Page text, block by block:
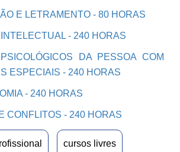
E LETRAMENTO - 80 HORAS
- 240 HORAS
DA PESSOA COM
ESPECIAIS - 240 HORAS
- 240 HORAS
CONFLITOS - 240 HORAS
cursos livres